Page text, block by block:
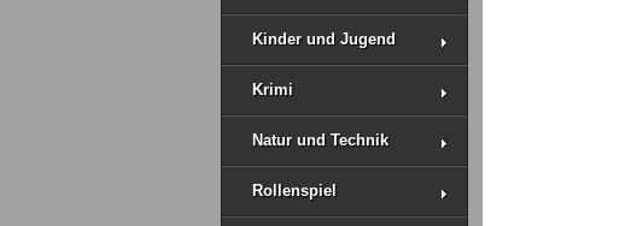
Kinder und Jugend
Krimi
Natur und Technik
Rollenspiel